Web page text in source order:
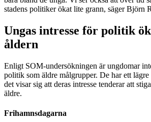
stadens politiker ökat lite grann, säger Björn
Ungas intresse för politik
åldern
Enligt SOM-undersökningen är ungdomar
politik som äldre målgrupper. De har ett
det visar sig att deras intresse tenderar att
äldre.
Frihamnsdagarna